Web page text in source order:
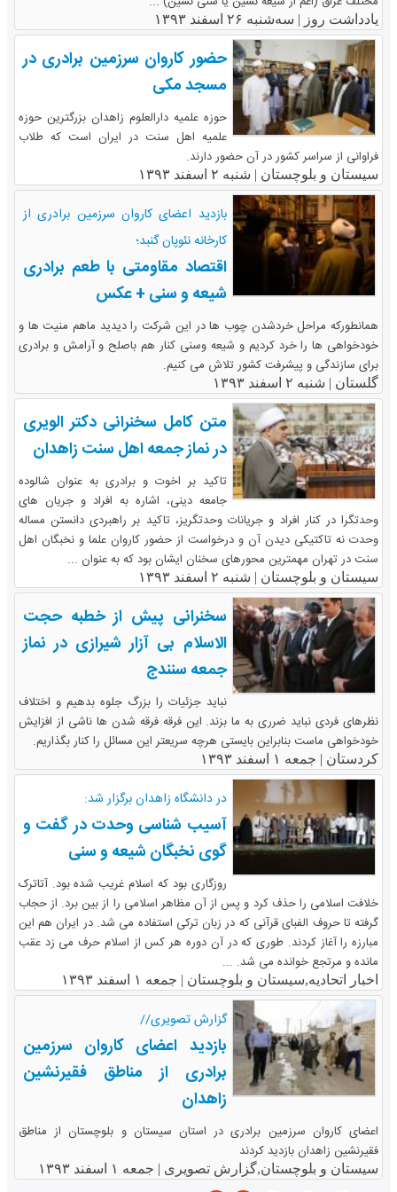
یادداشت روز | سه‌شنبه ۲۶ اسفند ۱۳۹۳
حضور کاروان سرزمین برادری در
مسجد مکی
حوزه علمیه دارالعلوم زاهدان بزرگترین حوزه
علمیه اهل سنت در ایران است که طلاب
فراوانی از سراسر کشور در آن حضور دارند.
سیستان و بلوچستان | شنبه ۲ اسفند ۱۳۹۳
بازدید اعضای کاروان سرزمین برادری از
کارخانه نئوپان گنبد؛
اقتصاد مقاومتی با طعم برادری
شیعه و سنی + عکس
همانطورکه مراحل خردشدن چوب ها در این شرکت را دیدید ماهم منیت ها و
خودخواهی ها را ​خرد کردیم و شیعه وسنی کنار هم باصلح و آرامش و برادری
برای سازندگی و پیشرفت کشور تلاش می کنیم.
گلستان | شنبه ۲ اسفند ۱۳۹۳
متن کامل سخنرانی دکتر الویری
در نماز جمعه اهل سنت زاهدان
تاکید بر اخوت و برادری به عنوان شالوده
جامعه دینی، اشاره به افراد و جریان های
وحدت­گرا در کنار افراد و جریانات وحدت­گریز، تاکید بر راهبردی دانستن مساله
وحدت نه تاکتیکی دیدن آن و درخواست از حضور کاروان علما و نخبگان اهل
سنت در تهران مهمترین محورهای سخنان ایشان بود که به عنوان ...
سیستان و بلوچستان | شنبه ۲ اسفند ۱۳۹۳
سخنرانی پیش از خطبه حجت
الاسلام بی آزار شیرازی در نماز
جمعه سنندج
نباید جزئیات را بزرگ جلوه بدهیم و اختلاف
نظرهای فردی نباید ضرری به ما بزند. این فرقه فرقه شدن ها ناشی از افزایش
خودخواهی ماست بنابراین بایستی هرچه سریعتر این مسائل را کنار بگذاریم.
کردستان | جمعه ۱ اسفند ۱۳۹۳
در دانشگاه زاهدان برگزار شد:
آسیب شناسی وحدت در گفت و
گوی نخبگان شیعه و سنی
روزگاری بود که اسلام غریب شده بود. آتاترک
خلافت اسلامی را حذف کرد و پس از آن مظاهر اسلامی را از بین برد. از حجاب
گرفته تا حروف الفبای قرآنی که در زبان ترکی استفاده می شد. در ایران هم این
مبارزه را آغاز کردند. طوری که در آن دوره هر کس از اسلام حرف می زد عقب
مانده و مرتجع خوانده می شد. ...
اخبار اتحادیه,سیستان و بلوچستان | جمعه ۱ اسفند ۱۳۹۳
گزارش تصویری//
بازدید اعضای کاروان سرزمین
برادری از مناطق فقیرنشین
زاهدان
اعضای کاروان سرزمین برادری در استان سیستان و بلوچستان از مناطق
فقیرنشین زاهدان بازدید کردند
سیستان و بلوچستان,گزارش تصویری | جمعه ۱ اسفند ۱۳۹۳